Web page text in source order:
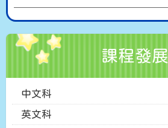
課程發展
中文科
英文科